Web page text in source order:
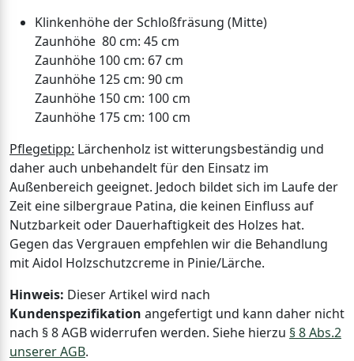
Klinkenhöhe der Schloßfräsung (Mitte)
Zaunhöhe 80 cm: 45 cm
Zaunhöhe 100 cm: 67 cm
Zaunhöhe 125 cm: 90 cm
Zaunhöhe 150 cm: 100 cm
Zaunhöhe 175 cm: 100 cm
Pflegetipp: Lärchenholz ist witterungsbeständig und
daher auch unbehandelt für den Einsatz im
Außenbereich geeignet. Jedoch bildet sich im Laufe der
Zeit eine silbergraue Patina, die keinen Einfluss auf
Nutzbarkeit oder Dauerhaftigkeit des Holzes hat.
Gegen das Vergrauen empfehlen wir die Behandlung
mit Aidol Holzschutzcreme in Pinie/Lärche.
Hinweis: Dieser Artikel wird nach
Kundenspezifikation angefertigt und kann daher nicht
nach § 8 AGB widerrufen werden. Siehe hierzu § 8 Abs.2
unserer AGB.